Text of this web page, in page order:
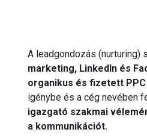
A leadgondozás (nurturing)
marketing, LinkedIn és
organikus és fizetett
igénybe és a cég nevében
igazgató szakmai
a kommunikációt.